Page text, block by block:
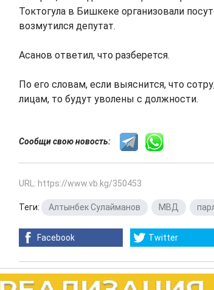
Токтогула в Бишкеке организовали
возмутился депутат.
Асанов ответил, что разберется.
По его словам, если выяснится, что
лицам, то будут уволены с должности.
Сообщи свою новость:
URL: https://www.vb.kg/350453
Теги: Алтынбек Сулайманов МВД
Facebook Twitter